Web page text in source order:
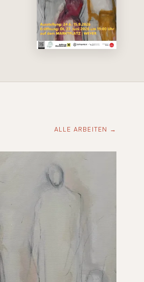
ALLE ARBEITEN →